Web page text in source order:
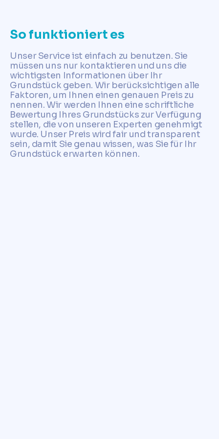
So funktioniert es
Unser Service ist einfach zu benutzen. Sie
müssen uns nur kontaktieren und uns die
wichtigsten Informationen über Ihr
Grundstück geben. Wir berücksichtigen alle
Faktoren, um Ihnen einen genauen Preis zu
nennen. Wir werden Ihnen eine schriftliche
Bewertung Ihres Grundstücks zur Verfügung
stellen, die von unseren Experten genehmigt
wurde. Unser Preis wird fair und transparent
sein, damit Sie genau wissen, was Sie für Ihr
Grundstück erwarten können.